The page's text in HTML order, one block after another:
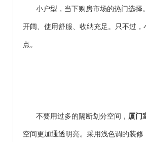
小户型，当下购房市场的热门选择
开阔、使用舒服、收纳充足。只不过
点。
不要用过多的隔断划分空间， 厦门
空间更加通透明亮。采用浅色调的装